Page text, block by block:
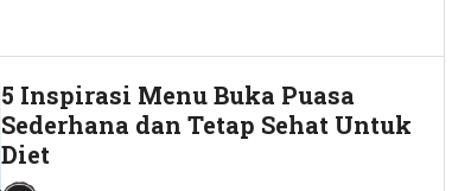
5 Inspirasi Menu Buka Puasa
Sederhana dan Tetap Sehat Untuk
Diet